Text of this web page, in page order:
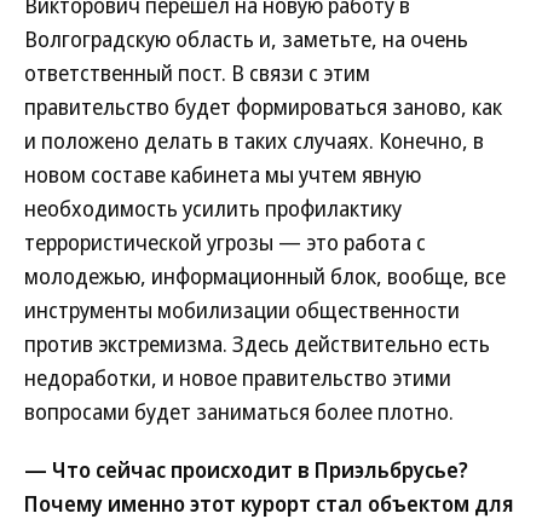
Волгоградскую область и, заметьте, на очень
ответственный пост. В связи с этим
правительство будет формироваться заново, как
и положено делать в таких случаях. Конечно, в
новом составе кабинета мы учтем явную
необходимость усилить профилактику
террористической угрозы — это работа с
молодежью, информационный блок, вообще, все
инструменты мобилизации общественности
против экстремизма. Здесь действительно есть
недоработки, и новое правительство этими
вопросами будет заниматься более плотно.
— Что сейчас происходит в Приэльбрусье?
Почему именно этот курорт стал объектом для